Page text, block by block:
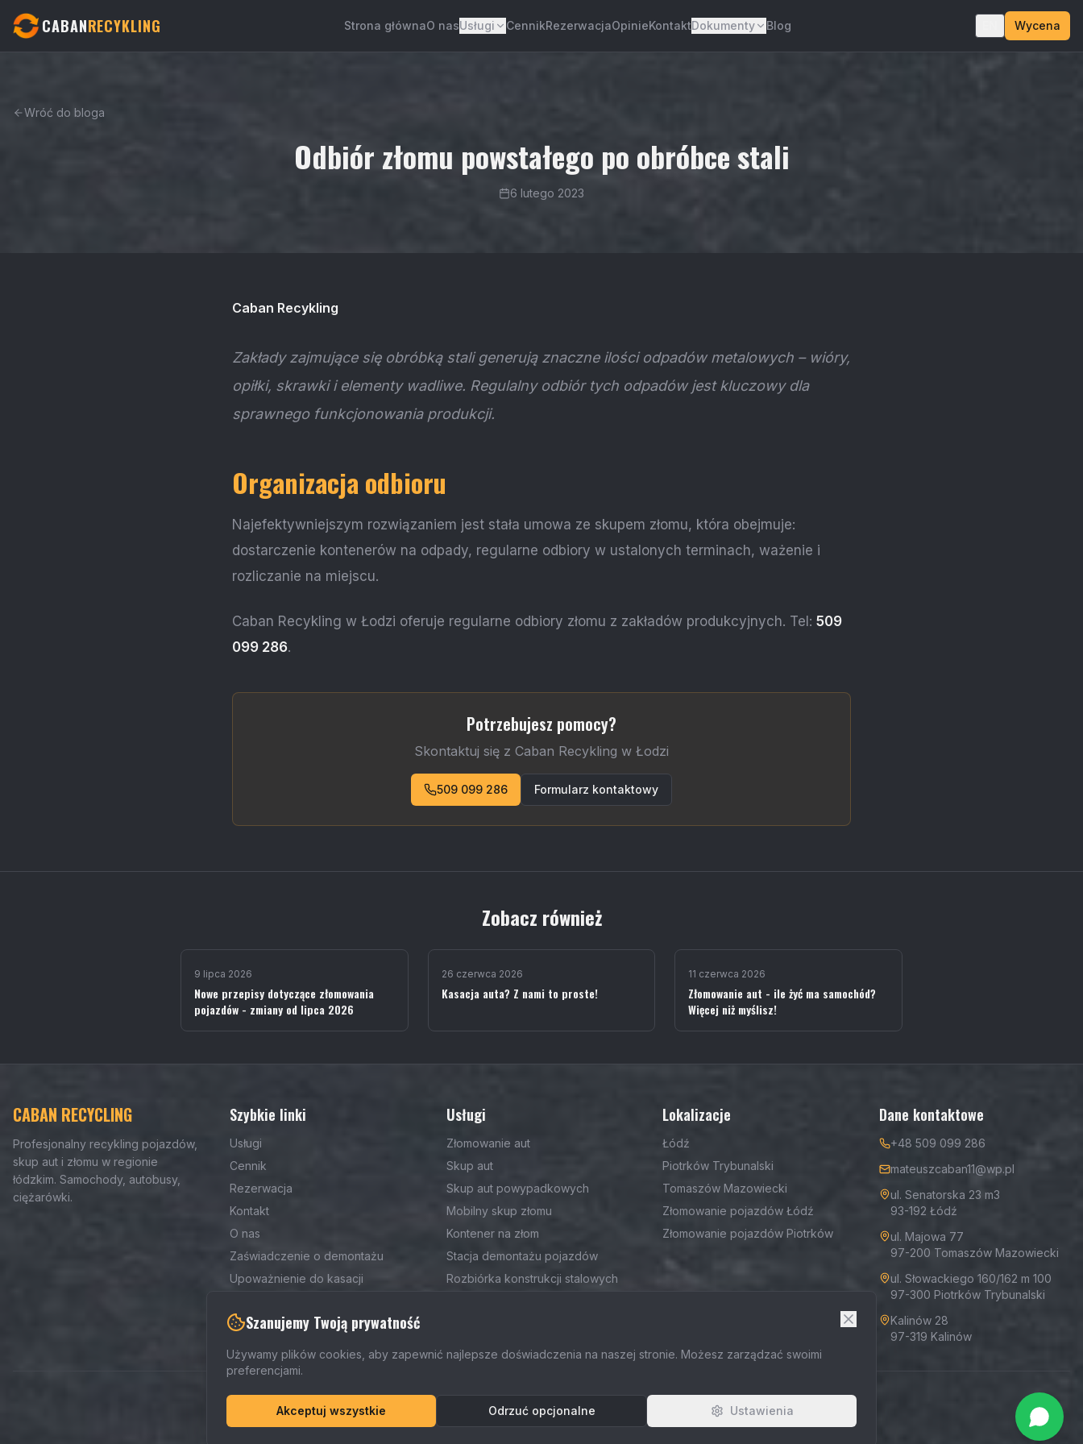
CABANRECYKLING Strona głównaO nasUsługi CennikRezerwacjaOpinieKontaktDokumenty Blog Wycena
Wróć do bloga
Odbiór złomu powstałego po obróbce stali
6 lutego 2023
Caban Recykling
Zakłady zajmujące się obróbką stali generują znaczne ilości odpadów metalowych – wióry,
opiłki, skrawki i elementy wadliwe. Regulalny odbiór tych odpadów jest kluczowy dla
sprawnego funkcjonowania produkcji.
Organizacja odbioru
Najefektywniejszym rozwiązaniem jest stała umowa ze skupem złomu, która obejmuje:
dostarczenie kontenerów na odpady, regularne odbiory w ustalonych terminach, ważenie i
rozliczanie na miejscu.
Caban Recykling w Łodzi oferuje regularne odbiory złomu z zakładów produkcyjnych. Tel: 509
099 286.
Potrzebujesz pomocy?
Skontaktuj się z Caban Recykling w Łodzi
509 099 286 Formularz kontaktowy
Zobacz również
9 lipca 2026
Nowe przepisy dotyczące złomowania
pojazdów - zmiany od lipca 2026
26 czerwca 2026
Kasacja auta? Z nami to proste!
11 czerwca 2026
Złomowanie aut - ile żyć ma samochód?
Więcej niż myślisz!
CABAN RECYCLING
Profesjonalny recykling pojazdów,
skup aut i złomu w regionie
łódzkim. Samochody, autobusy,
ciężarówki.
Szybkie linki
Usługi
Cennik
Rezerwacja
Kontakt
O nas
Zaświadczenie o demontażu
Upoważnienie do kasacji
Blog
Usługi
Złomowanie aut
Skup aut
Skup aut powypadkowych
Mobilny skup złomu
Kontener na złom
Stacja demontażu pojazdów
Rozbiórka konstrukcji stalowych
Lokalizacje
Łódź
Piotrków Trybunalski
Tomaszów Mazowiecki
Złomowanie pojazdów Łódź
Złomowanie pojazdów Piotrków
Dane kontaktowe
+48 509 099 286
mateuszcaban11@wp.pl
ul. Senatorska 23 m3
93-192 Łódź
ul. Majowa 77
97-200 Tomaszów Mazowiecki
ul. Słowackiego 160/162 m 100
97-300 Piotrków Trybunalski
Kalinów 28
97-319 Kalinów
© 2026 Caban Recykling. Wszelkie prawa zastrzeżone
Szanujemy Twoją prywatność
Używamy plików cookies, aby zapewnić najlepsze doświadczenia na naszej stronie. Możesz zarządzać swoimi
preferencjami.
Akceptuj wszystkie Odrzuć opcjonalne Ustawienia